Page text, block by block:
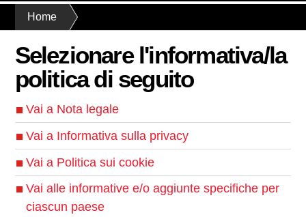
Home
Selezionare l'informativa/la
politica di seguito
Vai a Nota legale
Vai a Informativa sulla privacy
Vai a Politica sui cookie
Vai alle informative e/o aggiunte specifiche per
ciascun paese